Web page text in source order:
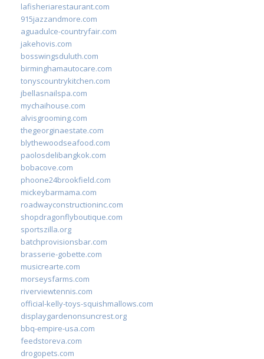
lafisheriarestaurant.com
915jazzandmore.com
aguadulce-countryfair.com
jakehovis.com
bosswingsduluth.com
birminghamautocare.com
tonyscountrykitchen.com
jbellasnailspa.com
mychaihouse.com
alvisgrooming.com
thegeorginaestate.com
blythewoodseafood.com
paolosdelibangkok.com
bobacove.com
phoone24brookfield.com
mickeybarmama.com
roadwayconstructioninc.com
shopdragonflyboutique.com
sportszilla.org
batchprovisionsbar.com
brasserie-gobette.com
musicrearte.com
morseysfarms.com
riverviewtennis.com
official-kelly-toys-squishmallows.com
displaygardenonsuncrest.org
bbq-empire-usa.com
feedstoreva.com
drogopets.com